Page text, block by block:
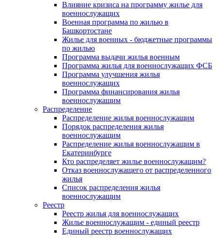
Влияние кризиса на программу жилье для
военнослужащих
Военная программа по жилью в
Башкортостане
Жилье для военных - бюджетные программы
по жилью
Программа выдачи жилья военным
Программа жилья для военнослужащих ФСБ
Программа улучшения жилья
военнослужащих
Программа финансирования жилья
военнослужащим
Распределение
Распределение жилья военнослужащим
Порядок распределения жилья
военнослужащим
Распределение жилья военнослужащим в
Екатеринбурге
Кто распределяет жилье военнослужащим?
Отказ военнослужащего от распределенного
жилья
Список распределения жилья
военнослужащим
Реестр
Реестр жилья для военнослужащих
Жилье военнослужащим - единый реестр
Единый реестр военнослужащих